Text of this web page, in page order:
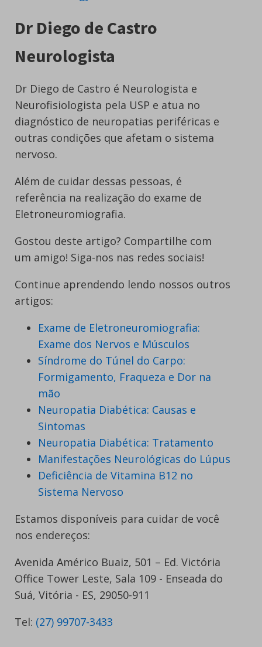
Dr Diego de Castro
Neurologista
Dr Diego de Castro é Neurologista e
Neurofisiologista pela USP e atua no
diagnóstico de neuropatias periféricas e
outras condições que afetam o sistema
nervoso.
Além de cuidar dessas pessoas, é
referência na realização do exame de
Eletroneuromiografia.
Gostou deste artigo? Compartilhe com
um amigo! Siga-nos nas redes sociais!
Continue aprendendo lendo nossos outros
artigos:
Exame de Eletroneuromiografia:
Exame dos Nervos e Músculos
Síndrome do Túnel do Carpo:
Formigamento, Fraqueza e Dor na
mão
Neuropatia Diabética: Causas e
Sintomas
Neuropatia Diabética: Tratamento
Manifestações Neurológicas do Lúpus
Deficiência de Vitamina B12 no
Sistema Nervoso
Estamos disponíveis para cuidar de você
nos endereços:
Avenida Américo Buaiz, 501 – Ed. Victória
Office Tower Leste, Sala 109 - Enseada do
Suá, Vitória - ES, 29050-911
Tel: (27) 99707-3433